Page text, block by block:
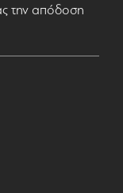
την απόδοση